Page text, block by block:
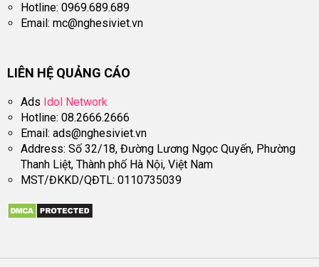
Hotline: 0969.689.689
Email:mc@nghesiviet.vn
LIÊN HỆ QUẢNG CÁO
Ads Idol Network
Hotline: 08.2666.2666
Email:ads@nghesiviet.vn
Address: Số 32/18, Đường Lương Ngọc Quyến, Phường
Thanh Liệt, Thành phố Hà Nội, Việt Nam
MST/ĐKKD/QĐTL: 0110735039